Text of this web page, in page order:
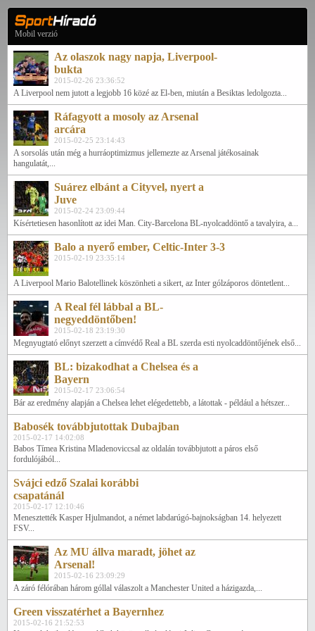
Mobil verzió
Az olaszok nagy napja, Liverpool-
bukta
2015-02-26 23:36:52
A Liverpool nem jutott a legjobb 16 közé az El-ben, miután a Besiktas ledolgozta...
Ráfagyott a mosoly az Arsenal
arcára
2015-02-25 23:14:43
A sorsolás után még a hurráoptimizmus jellemezte az Arsenal játékosainak
hangulatát,...
Suárez elbánt a Cityvel, nyert a
Juve
2015-02-24 23:09:44
Kísértetiesen hasonlított az idei Man. City-Barcelona BL-nyolcaddöntő a tavalyira, a...
Balo a nyerő ember, Celtic-Inter 3-3
2015-02-19 23:35:14
A Liverpool Mario Balotellinek köszönheti a sikert, az Inter gólzáporos döntetlent...
A Real fél lábbal a BL-
negyeddöntőben!
2015-02-18 23:19:30
Megnyugtató előnyt szerzett a címvédő Real a BL szerda esti nyolcaddöntőjének első...
BL: bizakodhat a Chelsea és a
Bayern
2015-02-17 23:06:54
Bár az eredmény alapján a Chelsea lehet elégedettebb, a látottak - például a hétszer...
Babosék továbbjutottak Dubajban
2015-02-17 14:02:08
Babos Tímea Kristina Mladenoviccsal az oldalán továbbjutott a páros első
fordulójából...
Svájci edző Szalai korábbi
csapatánál
2015-02-17 12:10:46
Menesztették Kasper Hjulmandot, a német labdarúgó-bajnokságban 14. helyezett
FSV...
Az MU állva maradt, jöhet az
Arsenal!
2015-02-16 23:09:29
A záró félórában három góllal válaszolt a Manchester United a házigazda,...
Green visszatérhet a Bayernhez
2015-02-16 21:52:53